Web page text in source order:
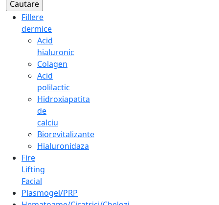
Fillere
dermice
Acid
hialuronic
Colagen
Acid
polilactic
Hidroxiapatita
de
calciu
Biorevitalizante
Hialuronidaza
Fire
Lifting
Facial
Plasmogel/PRP